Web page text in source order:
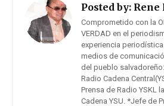
Posted by: Rene
Comprometido con la
VERDAD en el
experiencia
medios de
del pueblo
Radio Cadena
Prensa de Radio YSKL
Cadena YSU. *Jefe de